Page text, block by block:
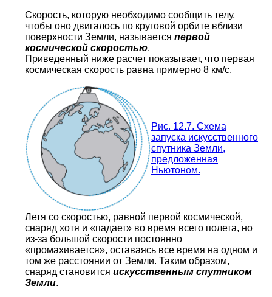
Скорость, которую необходимо сообщить телу,
чтобы оно двигалось по круговой орбите вблизи
поверхности Земли, называется первой
космической скоростью.
Приведенный ниже расчет показывает, что первая
космическая скорость равна примерно 8 км/с.
Рис. 12.7. Схема
запуска искусственного
спутника Земли,
предложенная
Ньютоном.
Летя со скоростью, равной первой космической,
снаряд хотя и «падает» во время всего полета, но
из-за большой скорости постоянно
«промахивается», оставаясь все время на одном и
том же расстоянии от Земли. Таким образом,
снаряд становится искусственным спутником
Земли.